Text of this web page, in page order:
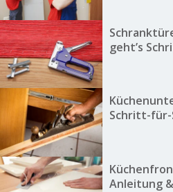
geht’s
Schritt-
Anleitung